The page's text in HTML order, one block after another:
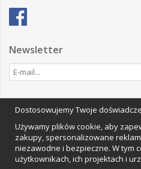
Newsletter
Impressum
Vamos Commerce AB
Orkestervägen 1, 224 72 Lund,
Organisationsnummer: 559502-0453
Dostosowujemy Twoje
Używamy plików cookie, aby
zakupy, spersonalizowane
niezawodne i bezpieczne. W tym
użytkownikach, ich projektach i